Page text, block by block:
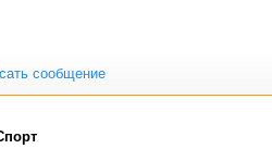
сообщение